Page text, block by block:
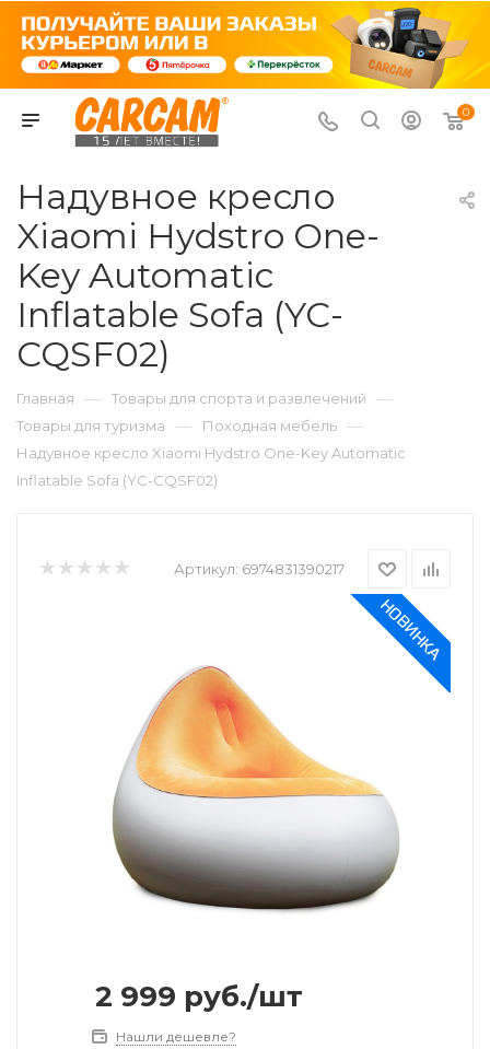
0
Надувное кресло
Xiaomi Hydstro One-
Key Automatic
Inflatable Sofa (YC-
CQSF02)
Главная — Товары для спорта и развлечений —
Товары для туризма — Походная мебель —
Надувное кресло Xiaomi Hydstro One-Key Automatic
Inflatable Sofa (YC-CQSF02)
Артикул: 6974831390217
2 999 руб./шт
Нашли дешевле?